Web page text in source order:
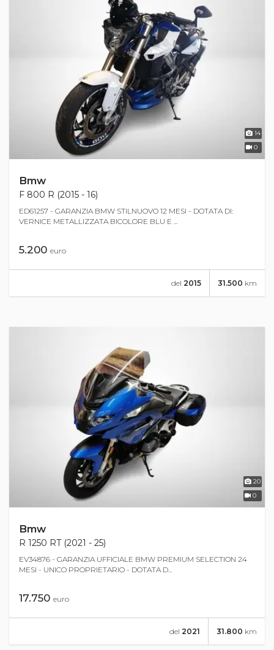
14
0
Bmw
F 800 R (2015 - 16)
ED61257 - GARANZIA BMW STILNUOVO 12 MESI - DOTATA DI:
VERNICE METALLIZZATA BICOLORE BLU E ...
5.200 euro
31.500 km
del 2015
20
0
Bmw
R 1250 RT (2021 - 25)
EV34876 - GARANZIA UFFICIALE BMW PREMIUM SELECTION 24
MESI - UNICO PROPRIETARIO - DOTATA D...
17.750 euro
31.800 km
del 2021